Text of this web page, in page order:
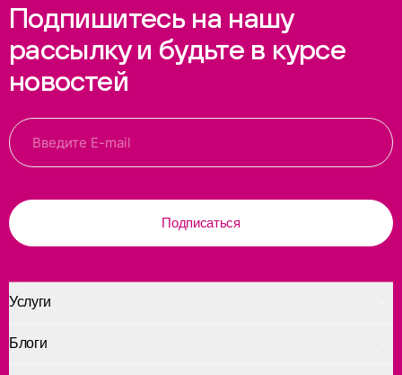
Подпишитесь на нашу
рассылку и будьте в курсе
новостей
Подписаться
Услуги
Блоги